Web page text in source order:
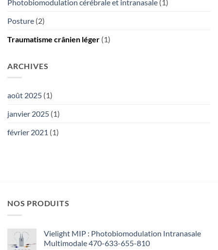
Photobiomodulation cérébrale et intranasale (1)
Posture (2)
Traumatisme crânien léger (1)
ARCHIVES
août 2025 (1)
janvier 2025 (1)
février 2021 (1)
NOS PRODUITS
Vielight MIP : Photobiomodulation Intranasale
Multimodale 470-633-655-810